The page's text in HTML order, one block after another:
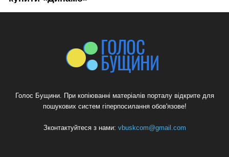
Голос Бущини. При копіюванні матеріалів порталу відкрите для
пошукових систем гіперпосилання обов'язове!
Зконтактуйтеся з нами: vbuskcom@gmail.com